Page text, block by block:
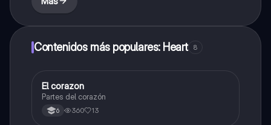
Contenidos más populares: Heart 8
Biologia
El corazon
Partes del corazón
6 360 13